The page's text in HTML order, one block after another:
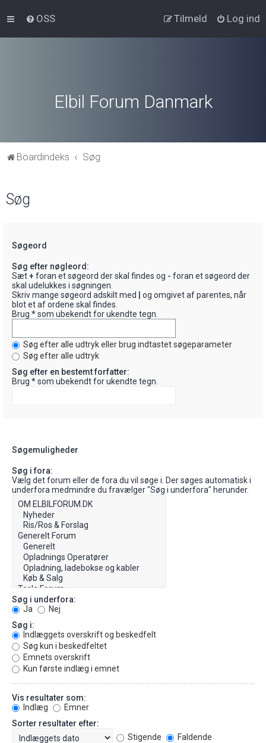
OSS Log ind
Tilmeld
Elbil Forum Danmark
Boardindeks Søg
Søg
Søgeord
Søg efter nøgleord:
Sæt+ foran et søgeord der skal findes og - foran et søgeord der
skal udelukkes i søgningen.
Skriv mange søgeord adskilt med
og omgivet af parentes, når
blot et af ordene skal findes.
Brug * som ubekendt for ukendte tegn.
Søg efter alle udtryk eller brug indtastet søgeparameter
Søg efter alle udtryk
Søg efter en bestemt forfatter:
Brug * som ubekendt for ukendte tegn.
Søgemuligheder
Søg i fora:
Vælg det forum eller de fora du vil søge i. Der søges automatisk i
underfora medmindre du fravælger "Søg i underfora" herunder.
Søg i underfora:
Ja
Nej
Søg i:
Indlæggets overskrift og beskedfelt
Søg kun i beskedfeltet
Emnets overskrift
Kun første indlæg i emnet
Vis resultater som:
Indlæg
Emner
Sorter resultater efter:
Stigende
Faldende